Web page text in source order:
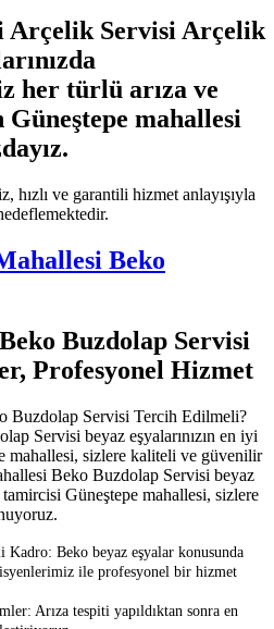
Arçelik Servisi Arçelik
her türlü arıza ve
Güneştepe mahallesi
ve garantili hizmet anlayışıyla
Beko
Buzdolap Servisi
Profesyonel Hizmet
Buzdolap Servisi Tercih Edilmeli?
Servisi beyaz eşyalarınızın en iyi
mahallesi, sizlere kaliteli ve güvenilir
Beko Buzdolap Servisi beyaz
tamircisi Güneştepe mahallesi, sizlere
Beko beyaz eşyalar konusunda
ile profesyonel bir hizmet
Arıza tespiti yapıldıktan sonra en